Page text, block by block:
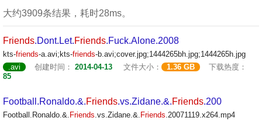
大约3909条结果，耗时28ms。
Friends.Dont.Let.Friends.Fuck.Alone.2008
kts-friends-a.avi;kts-friends-b.avi;cover.jpg;1444265bh.jpg;1444265h.jpg
.avi
创建时间： 2014-04-13 文件大小： 1.36 GB
下载热度：
85
Football.Ronaldo.&.Friends.vs.Zidane.&.Friends.200
Football.Ronaldo.&. Friends.vs.Zidane.&. Friends.20071119.x264.mp4